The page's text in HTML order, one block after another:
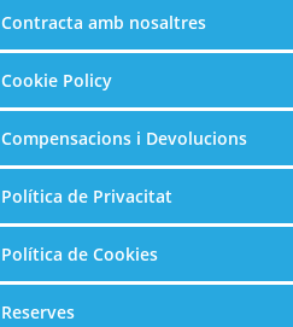
Contracta amb nosaltres
Cookie Policy
Compensacions i Devolucions
Política de Privacitat
Política de Cookies
Reserves